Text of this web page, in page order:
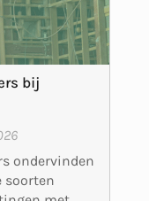
bij
ondervinden
soorten